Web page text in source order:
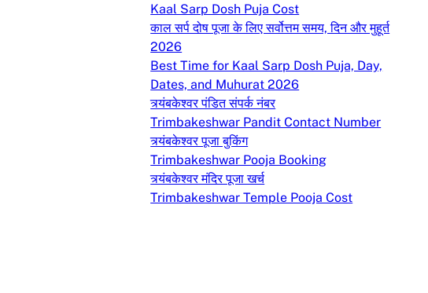
Kaal Sarp Dosh Puja Cost
काल सर्प दोष पूजा के लिए सर्वोत्तम समय, दिन और मुहूर्त
2026
Best Time for Kaal Sarp Dosh Puja, Day,
Dates, and Muhurat 2026
त्र्यंबकेश्वर पंडित संपर्क नंबर
Trimbakeshwar Pandit Contact Number
त्र्यंबकेश्वर पूजा बुकिंग
Trimbakeshwar Pooja Booking
त्र्यंबकेश्वर मंदिर पूजा खर्च
Trimbakeshwar Temple Pooja Cost